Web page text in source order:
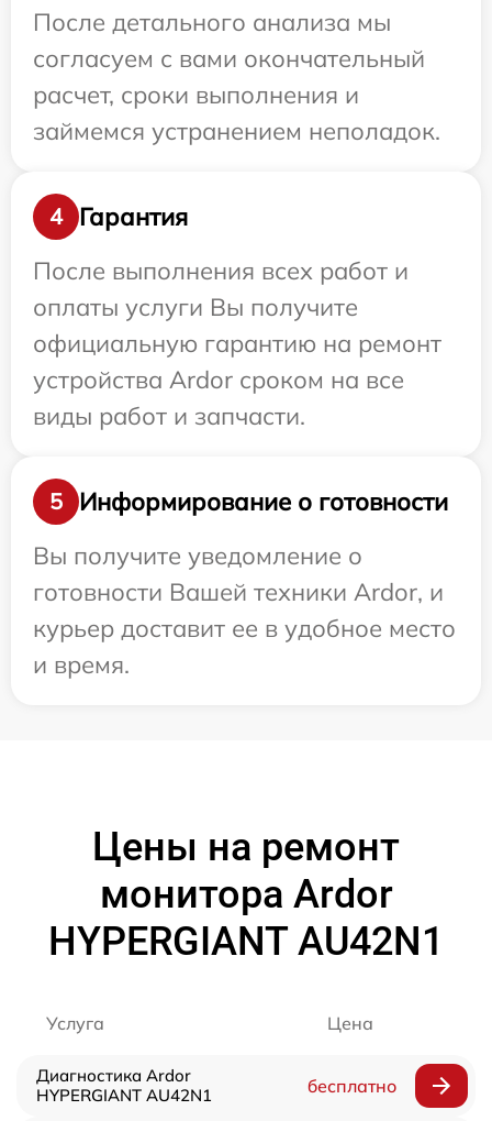
После детального анализа мы
согласуем с вами окончательный
расчет, сроки выполнения и
займемся устранением неполадок.
4
Гарантия
После выполнения всех работ и
оплаты услуги Вы получите
официальную гарантию на ремонт
устройства Ardor сроком на все
виды работ и запчасти.
5
Информирование о готовности
Вы получите уведомление о
готовности Вашей техники Ardor, и
курьер доставит ее в удобное место
и время.
Цены на ремонт
монитора Ardor
HYPERGIANT AU42N1
Услуга Цена
Диагностика Ardor
HYPERGIANT AU42N1
бесплатно